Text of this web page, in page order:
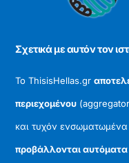
Σχετικά με αυτόν τον
Το ThisisHellas.gr
περιεχομένου
και τυχόν
προβάλλονται